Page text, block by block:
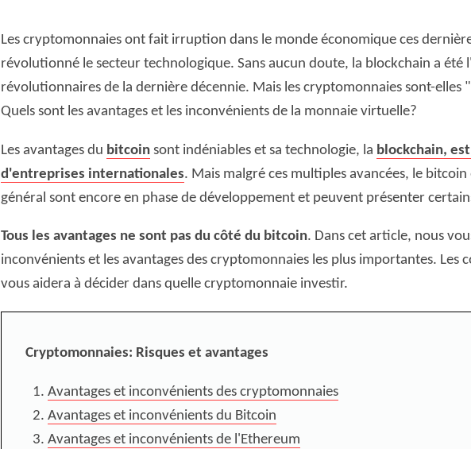
Les cryptomonnaies ont fait irruption dans le monde économique ces
révolutionné le secteur technologique. Sans aucun doute, la blockchain a été
révolutionnaires de la dernière décennie. Mais les cryptomonnaies sont-elles
Quels sont les avantages et les inconvénients de la monnaie virtuelle?
Les avantages du bitcoinsont indéniables et sa technologie, la blockchain,
d'entreprises internationales. Mais malgré ces multiples avancées, le
général sont encore en phase de développement et peuvent présenter
Tous les avantages ne sont pas du côté du bitcoin. Dans cet article, nous
inconvénients et les avantages des cryptomonnaies les plus importantes. Les
vous aidera à décider dans quelle cryptomonnaie investir.
Cryptomonnaies: Risques et avantages
Avantages et inconvénients des cryptomonnaies
Avantages et inconvénients du Bitcoin
Avantages et inconvénients de l'Ethereum